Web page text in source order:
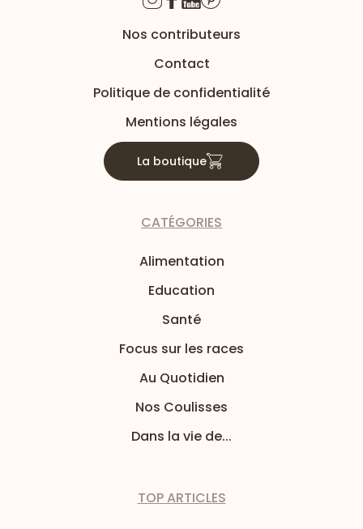
Nos contributeurs
Contact
Politique de confidentialité
Mentions légales
La boutique
CATÉGORIES
Alimentation
Education
Santé
Focus sur les races
Au Quotidien
Nos Coulisses
Dans la vie de...
TOP ARTICLES